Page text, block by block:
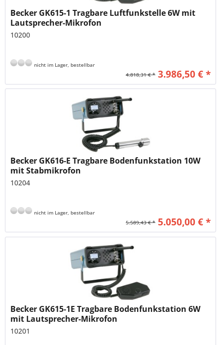
Becker GK615-1 Tragbare Luftfunkstelle 6W mit
Lautsprecher-Mikrofon
10200
nicht im Lager, bestellbar
4.818,31 € * 3.986,50 € *
Becker GK616-E Tragbare Bodenfunkstation 10W
mit Stabmikrofon
10204
nicht im Lager, bestellbar
5.589,43 € * 5.050,00 € *
Becker GK615-1E Tragbare Bodenfunkstation 6W
mit Lautsprecher-Mikrofon
10201